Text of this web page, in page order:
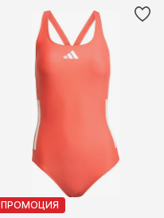
ПРОМОЦИЯ